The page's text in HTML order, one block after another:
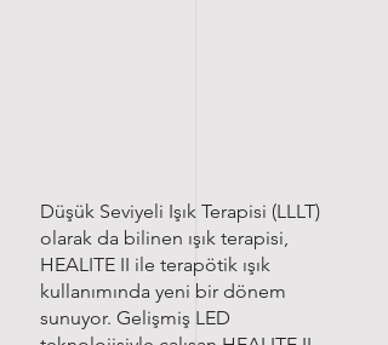
Düşük Seviyeli Işık Terapisi (LLLT)
olarak da bilinen ışık terapisi,
HEALITE II ile terapötik ışık
kullanımında yeni bir dönem
sunuyor. Gelişmiş LED